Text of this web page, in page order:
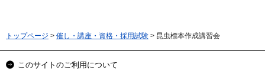
トップページ > 催し・講座・資格・採用試験 > 昆虫標本作成講習会
このサイトのご利用について